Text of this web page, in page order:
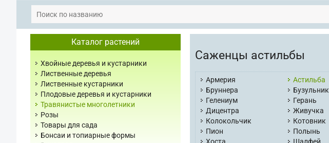
Каталог растений
Хвойные деревья и кустарники
Лиственные деревья
Лиственные кустарники
Плодовые деревья и кустарники
Травянистые многолетники
Розы
Товары для сада
Бонсаи и топиарные формы
Саженцы астильбы
Армерия Астильба
Бруннера
Бузульник
Гелениум
Герань
Дицентра
Живучка
Колокольчик
Котовник
Пион
Полынь